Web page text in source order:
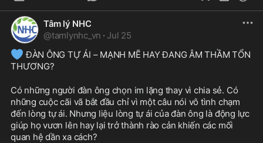
Tâm lý NHC
@tamlynhc_vn · Jul 25
💙 ĐÀN ÔNG TỰ ÁI – MẠNH MẼ HAY ĐANG ÂM THẦM TỔN
THƯƠNG?
Có những người đàn ông chọn im lặng thay vì chia sẻ. Có
những cuộc cãi vã bắt đầu chỉ vì một câu nói vô tình chạm
đến lòng tự ái. Nhưng liệu lòng tự ái của đàn ông là động lực
giúp họ vươn lên hay lại trở thành rào cản khiến các mối
quan hệ dần xa cách?